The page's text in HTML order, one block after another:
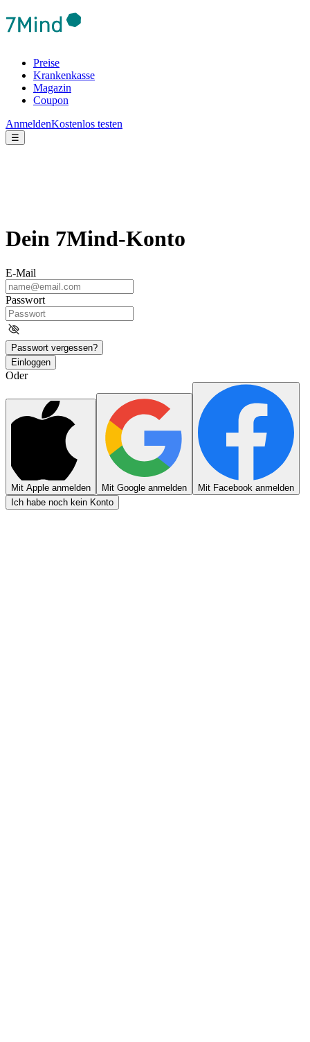
Preise
Krankenkasse
Magazin
Coupon
AnmeldenKostenlos testen
☰
Dein 7Mind-Konto
E-Mail
Passwort
Passwort vergessen?
Einloggen
Oder
Mit Apple anmelden Mit Google anmelden
Mit Facebook anmelden
Ich habe noch kein Konto